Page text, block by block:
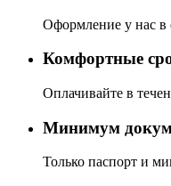
Оформление у нас в
Комфортные
Оплачивайте в
Минимум
Только паспорт и